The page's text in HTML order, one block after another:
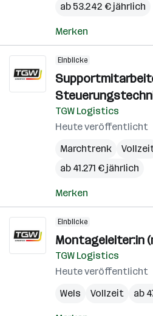
ab 53.242 € jährlich
Merken
Einblicke
TGW Logistics
Heute veröffentlicht
Marchtrenk
ab 41.271 € jährlich
Merken
Einblicke
Montageleiter:in
TGW Logistics
Heute veröffentlicht
Wels
Vollzeit ab